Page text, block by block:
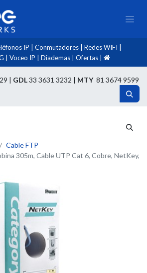
IP Conmutadores Redes WIFI
Voceo IP Diademas Ofertas
| GDL33 3631 3232 | MTY81 3674 9599
Cable FTP
305m, Cable UTP Cat 6, Cobre, NetKey,